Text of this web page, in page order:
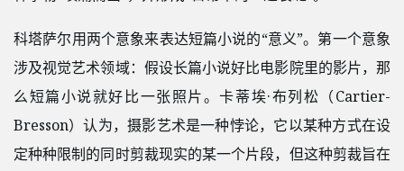
科塔萨尔用两个意象来表达短篇小说的“意义”。第一个意象
涉及视觉艺术领域：假设长篇小说好比电影院里的影片，那
么短篇小说就好比一张照片。卡蒂埃·布列松（Cartier-
Bresson）认为，摄影艺术是一种悖论，它以某种方式在设
定种种限制的同时剪裁现实的某一个片段，但这种剪裁旨在